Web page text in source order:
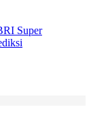
Super